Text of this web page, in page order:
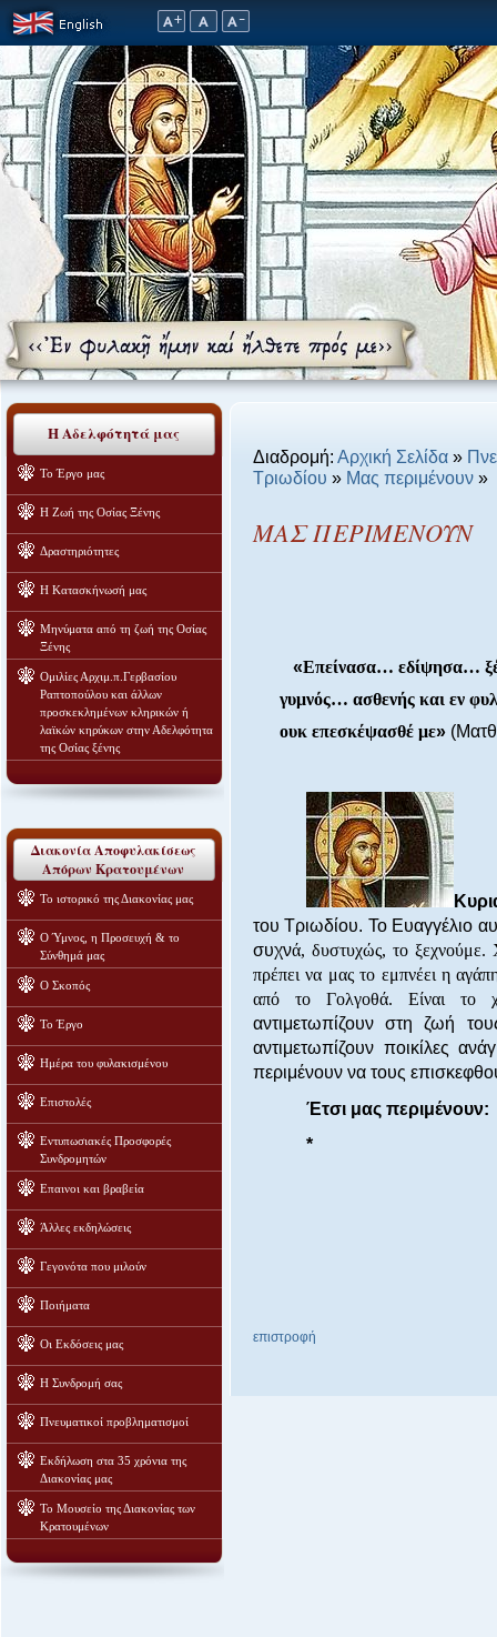
Η Αδελφότητά μας
Το Έργο μας
Η Ζωή της Οσίας Ξένης
Δραστηριότητες
Η Κατασκήνωσή μας
Μηνύματα από τη ζωή της Οσίας
Ξένης
Ομιλίες Αρχιμ.π.Γερβασίου
Ραπτοπούλου και άλλων
προσκεκλημένων κληρικών ή
λαϊκών κηρύκων στην Αδελφότητα
της Οσίας ξένης
Διακονία Αποφυλακίσεως
Απόρων Κρατουμένων
Το ιστορικό της Διακονίας μας
Ο Ύμνος, η Προσευχή & το
Σύνθημά μας
Ο Σκοπός
Το Έργο
Ημέρα του φυλακισμένου
Επιστολές
Εντυπωσιακές Προσφορές
Συνδρομητών
Επαινοι και βραβεία
Άλλες εκδηλώσεις
Γεγονότα που μιλούν
Ποιήματα
Οι Εκδόσεις μας
Η Συνδρομή σας
Πνευματικοί προβληματισμοί
Εκδήλωση στα 35 χρόνια της
Διακονίας μας
Το Μουσείο της Διακονίας των
Κρατουμένων
Διαδρομή: Αρχική Σελίδα »
Τριωδίου » Μας περιμένουν »
ΜΑΣ ΠΕΡΙΜΕΝΟΥΝ
«Επείνασα… εδίψησα…
γυμνός… ασθενής και εν
ουκ επεσκέψασθέ με»
του Τριωδίου. Το Ευαγγέλιο
συχνά, δυστυχώς, το ξεχνούμε.
πρέπει να μας το εμπνέει η
από το Γολγοθά. Είναι το
αντιμετωπίζουν στη ζωή
αντιμετωπίζουν ποικίλες
περιμένουν να τους
Έτσι μας περιμένουν:
*
επιστροφή